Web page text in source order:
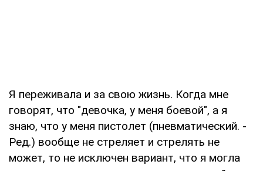
Я переживала и за свою жизнь. Когда мне
говорят, что "девочка, у меня боевой", а я
знаю, что у меня пистолет (пневматический. -
Ред.) вообще не стреляет и стрелять не
может, то не исключен вариант, что я могла